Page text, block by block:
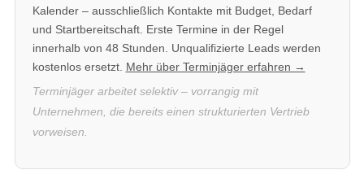
Kalender – ausschließlich Kontakte mit Budget, Bedarf
und Startbereitschaft. Erste Termine in der Regel
innerhalb von 48 Stunden. Unqualifizierte Leads werden
kostenlos ersetzt. Mehr über Terminjäger erfahren →
Terminjäger arbeitet selektiv – vorrangig mit
Unternehmen, die bereits einen strukturierten Vertrieb
vorweisen.